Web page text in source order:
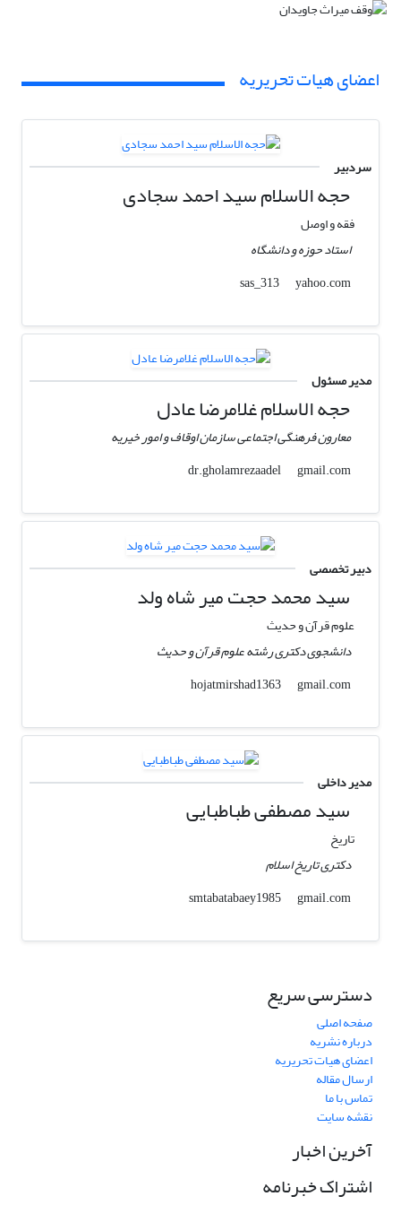
اعضای هیات تحریریه
سردبیر
حجه الاسلام سید احمد سجادی
فقه و اوصل
استاد حوزه و دانشگاه
sas_313
yahoo.com
مدیر مسئول
حجه الاسلام غلامرضا عادل
معارون فرهنگی اجتماعی سازمان اوقاف و امور خیریه
dr.gholamrezaadel
gmail.com
دبیر تخصصی
سید محمد حجت میر شاه ولد
علوم قرآن و حدیث
دانشجوی دکتری رشته علوم قرآن و حدیث
hojatmirshad1363
gmail.com
مدیر داخلی
سید مصطفی طباطبایی
تاریخ
دکتری تاریخ اسلام
smtabatabaey1985
gmail.com
دسترسی سریع
صفحه اصلی
درباره نشریه
اعضای هیات تحریریه
ارسال مقاله
تماس با ما
نقشه سایت
آخرین اخبار
اشتراک خبرنامه